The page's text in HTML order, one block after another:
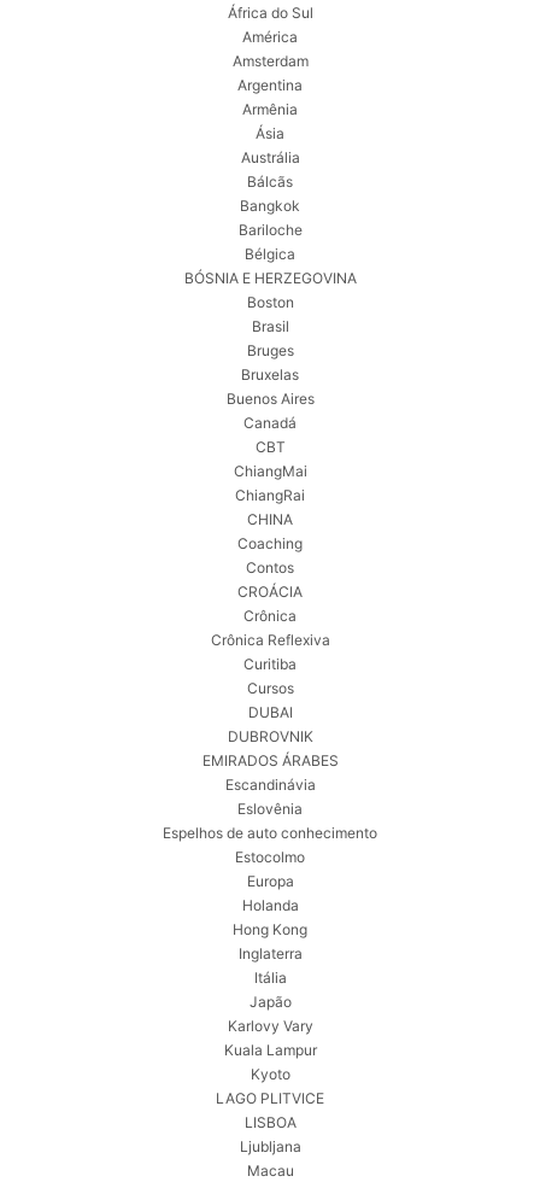
África do Sul
América
Amsterdam
Argentina
Armênia
Ásia
Austrália
Bálcãs
Bangkok
Bariloche
Bélgica
BÓSNIA E HERZEGOVINA
Boston
Brasil
Bruges
Bruxelas
Buenos Aires
Canadá
CBT
ChiangMai
ChiangRai
CHINA
Coaching
Contos
CROÁCIA
Crônica
Crônica Reflexiva
Curitiba
Cursos
DUBAI
DUBROVNIK
EMIRADOS ÁRABES
Escandinávia
Eslovênia
Espelhos de auto conhecimento
Estocolmo
Europa
Holanda
Hong Kong
Inglaterra
Itália
Japão
Karlovy Vary
Kuala Lampur
Kyoto
LAGO PLITVICE
LISBOA
Ljubljana
Macau